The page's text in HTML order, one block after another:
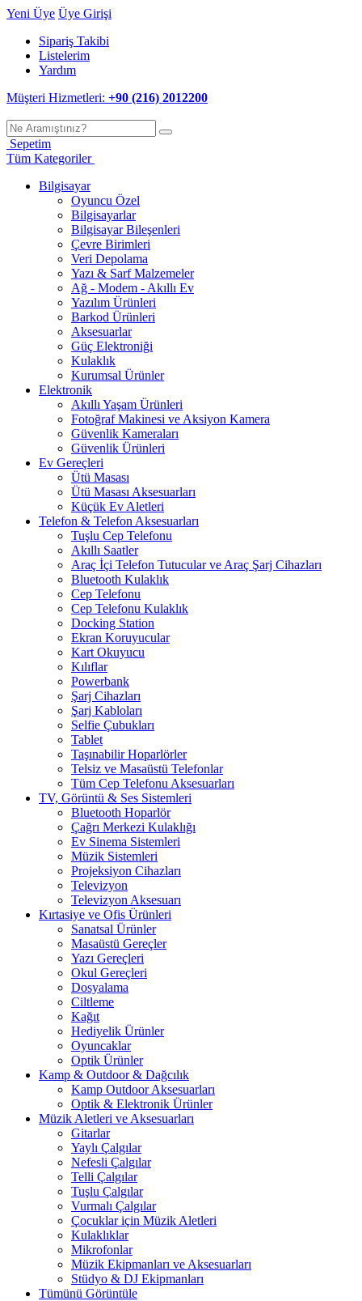
Yeni Üye Üye Girişi
Sipariş Takibi
Listelerim
Yardım
Müşteri Hizmetleri: +90 (216) 2012200
Sepetim
Tüm Kategoriler
Bilgisayar
Oyuncu Özel
Bilgisayarlar
Bilgisayar Bileşenleri
Çevre Birimleri
Veri Depolama
Yazı & Sarf Malzemeler
Ağ - Modem - Akıllı Ev
Yazılım Ürünleri
Barkod Ürünleri
Aksesuarlar
Güç Elektroniği
Kulaklık
Kurumsal Ürünler
Elektronik
Akıllı Yaşam Ürünleri
Fotoğraf Makinesi ve Aksiyon Kamera
Güvenlik Kameraları
Güvenlik Ürünleri
Ev Gereçleri
Ütü Masası
Ütü Masası Aksesuarları
Küçük Ev Aletleri
Telefon & Telefon Aksesuarları
Tuşlu Cep Telefonu
Akıllı Saatler
Araç İçi Telefon Tutucular ve Araç Şarj Cihazları
Bluetooth Kulaklık
Cep Telefonu
Cep Telefonu Kulaklık
Docking Station
Ekran Koruyucular
Kart Okuyucu
Kılıflar
Powerbank
Şarj Cihazları
Şarj Kabloları
Selfie Çubukları
Tablet
Taşınabilir Hoparlörler
Telsiz ve Masaüstü Telefonlar
Tüm Cep Telefonu Aksesuarları
TV, Görüntü & Ses Sistemleri
Bluetooth Hoparlör
Çağrı Merkezi Kulaklığı
Ev Sinema Sistemleri
Müzik Sistemleri
Projeksiyon Cihazları
Televizyon
Televizyon Aksesuarı
Kırtasiye ve Ofis Ürünleri
Sanatsal Ürünler
Masaüstü Gereçler
Yazı Gereçleri
Okul Gereçleri
Dosyalama
Ciltleme
Kağıt
Hediyelik Ürünler
Oyuncaklar
Optik Ürünler
Kamp & Outdoor & Dağcılık
Kamp Outdoor Aksesuarları
Optik & Elektronik Ürünler
Müzik Aletleri ve Aksesuarları
Gitarlar
Yaylı Çalgılar
Nefesli Çalgılar
Telli Çalgılar
Tuşlu Çalgılar
Vurmalı Çalgılar
Çocuklar için Müzik Aletleri
Kulaklıklar
Mikrofonlar
Müzik Ekipmanları ve Aksesuarları
Stüdyo & DJ Ekipmanları
Tümünü Görüntüle